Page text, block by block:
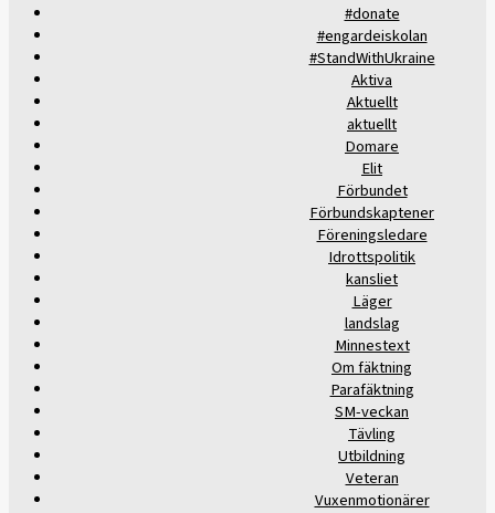
#donate
#engardeiskolan
#StandWithUkraine
Aktiva
Aktuellt
aktuellt
Domare
Elit
Förbundet
Förbundskaptener
Föreningsledare
Idrottspolitik
kansliet
Läger
landslag
Minnestext
Om fäktning
Parafäktning
SM-veckan
Tävling
Utbildning
Veteran
Vuxenmotionärer